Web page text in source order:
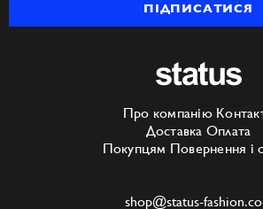
ПІДПИСАТИСЯ
Про компанію
Доставка Оплата
Покупцям Повернення і
shop@status-